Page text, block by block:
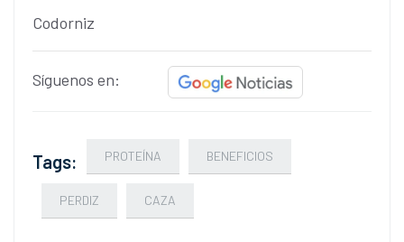
Codorniz
Síguenos en:
Tags: PROTEÍNA BENEFICIOS
PERDIZ CAZA